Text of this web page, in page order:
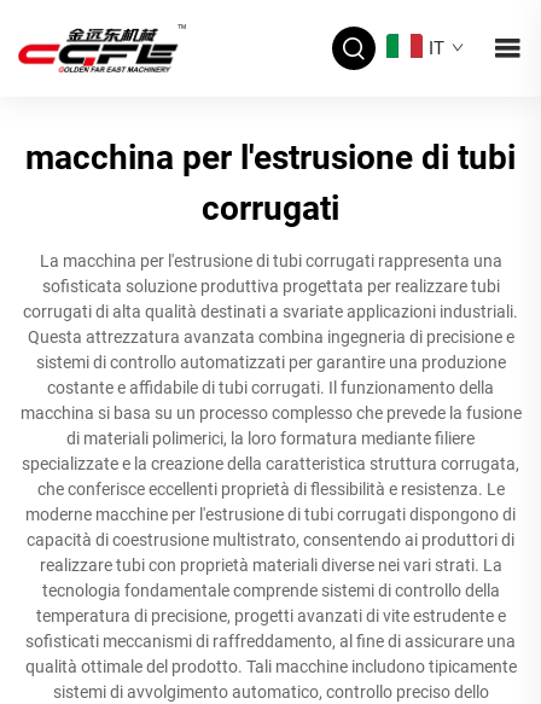
IT
macchina per l'estrusione di tubi
corrugati
La macchina per l'estrusione di tubi corrugati rappresenta una
sofisticata soluzione produttiva progettata per realizzare tubi
corrugati di alta qualità destinati a svariate applicazioni industriali.
Questa attrezzatura avanzata combina ingegneria di precisione e
sistemi di controllo automatizzati per garantire una produzione
costante e affidabile di tubi corrugati. Il funzionamento della
macchina si basa su un processo complesso che prevede la fusione
di materiali polimerici, la loro formatura mediante filiere
specializzate e la creazione della caratteristica struttura corrugata,
che conferisce eccellenti proprietà di flessibilità e resistenza. Le
moderne macchine per l'estrusione di tubi corrugati dispongono di
capacità di coestrusione multistrato, consentendo ai produttori di
realizzare tubi con proprietà materiali diverse nei vari strati. La
tecnologia fondamentale comprende sistemi di controllo della
temperatura di precisione, progetti avanzati di vite estrudente e
sofisticati meccanismi di raffreddamento, al fine di assicurare una
qualità ottimale del prodotto. Tali macchine includono tipicamente
sistemi di avvolgimento automatico, controllo preciso dello